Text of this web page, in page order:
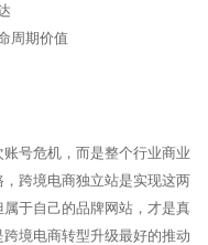
周期价值
号危机，而是整个行业商业
跨境电商独立站是实现这两
于自己的品牌网站，才是真
境电商转型升级最好的推动